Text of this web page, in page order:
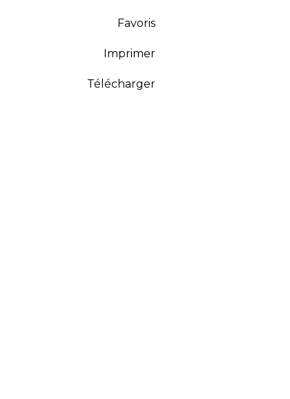
Favoris
Imprimer
Télécharger